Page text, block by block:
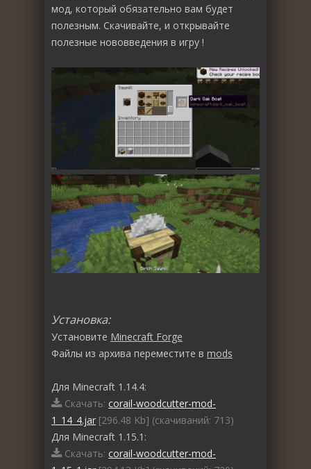
мод, который обязательно вам будет
полезным. Скачивайте, и открывайте
полезные нововведения в игру !
Установка:
Установите Minecraft Forge
Файлы из архива переместите в mods
Для Minecraft 1.14.4:
Скачать: corail-woodcutter-mod-
1_14_4.jar [296.48 Kb] (cкачиваний: 713)
Для Minecraft 1.15.1:
Скачать: corail-woodcutter-mod-